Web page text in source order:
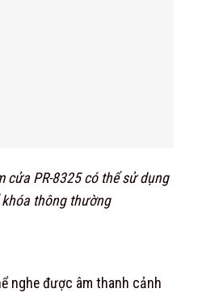
cửa PR-8325 có thể sử dụng
thông thường
nghe được âm thanh cảnh